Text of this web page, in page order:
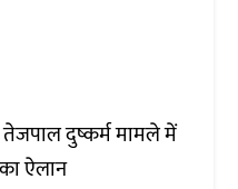
दुष्कर्म मामले में
ऐलान